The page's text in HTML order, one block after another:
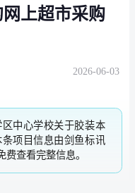
上超市采购
2026-06-03
区中心学校关于胶装本
项目信息由剑鱼标讯
费查看完整信息。